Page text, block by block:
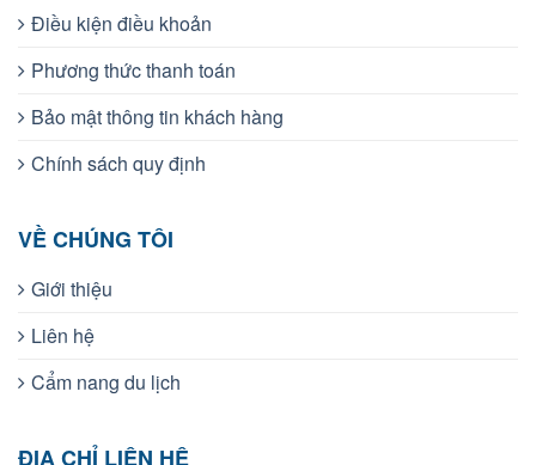
Điều kiện điều khoản
Phương thức thanh toán
Bảo mật thông tin khách hàng
Chính sách quy định
VỀ CHÚNG TÔI
Giới thiệu
Liên hệ
Cẩm nang du lịch
ĐỊA CHỈ LIÊN HỆ